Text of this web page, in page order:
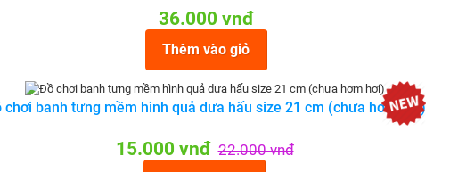
36.000 vnđ
Thêm vào giỏ
chơi banh tưng mềm hình quả dưa hấu size 21 cm (chưa hơm hơi)
15.000 vnđ 22.000 vnđ